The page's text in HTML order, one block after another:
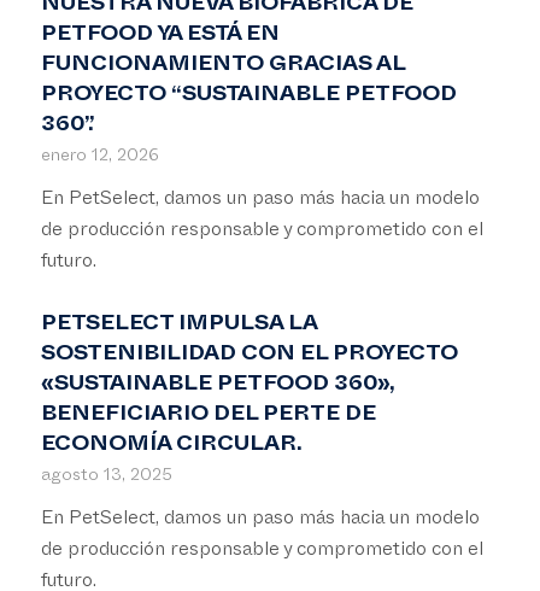
NUESTRA NUEVA BIOFÁBRICA DE
PETFOOD YA ESTÁ EN
FUNCIONAMIENTO GRACIAS AL
PROYECTO “SUSTAINABLE PETFOOD
360”.
enero 12, 2026
En PetSelect, damos un paso más hacia un modelo
de producción responsable y comprometido con el
futuro.
PETSELECT IMPULSA LA
SOSTENIBILIDAD CON EL PROYECTO
«SUSTAINABLE PETFOOD 360»,
BENEFICIARIO DEL PERTE DE
ECONOMÍA CIRCULAR.
agosto 13, 2025
En PetSelect, damos un paso más hacia un modelo
de producción responsable y comprometido con el
futuro.